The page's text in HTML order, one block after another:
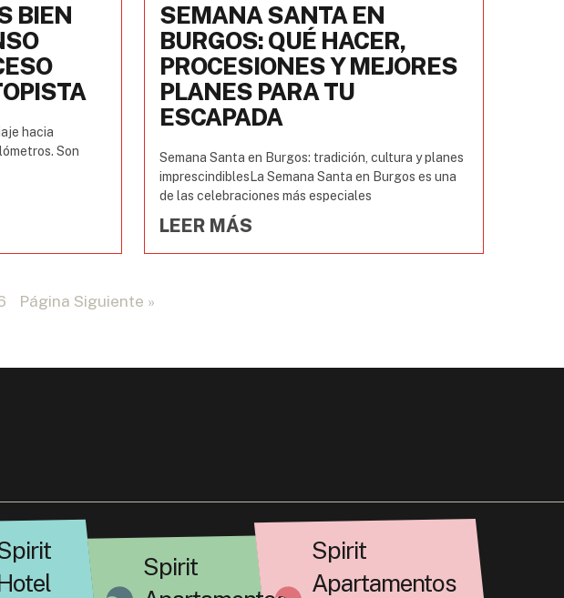
BIEN
hacia
Son
SEMANA SANTA EN
BURGOS: QUÉ HACER,
PROCESIONES Y MEJORES
PLANES PARA TU
ESCAPADA
Semana Santa en Burgos: tradición, cultura y planes
imprescindiblesLa Semana Santa en Burgos es una
de las celebraciones más especiales
LEER MÁS
Página Siguiente »
Spirit
Spirit
Apartamentos